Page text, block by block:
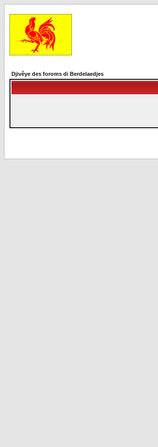
Djivêye des foroms di Berdelaedjes